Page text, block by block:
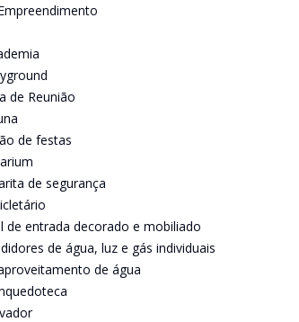
de Reunião
de festas
de segurança
de entrada decorado e mobiliado
de água, luz e gás individuais
de água